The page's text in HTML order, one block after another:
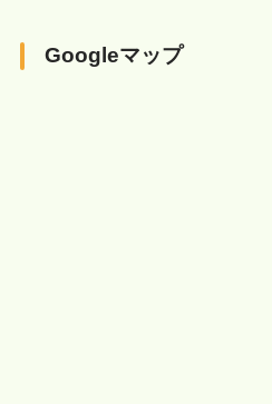
Googleマップ